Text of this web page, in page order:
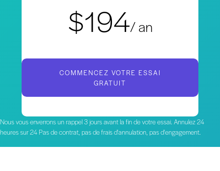
$194/ an
COMMENCEZ VOTRE ESSAI
GRATUIT
Nous vous enverrons un rappel 3 jours avant la fin de votre essai. Annulez 24
heures sur 24 Pas de contrat, pas de frais d'annulation, pas d'engagement.